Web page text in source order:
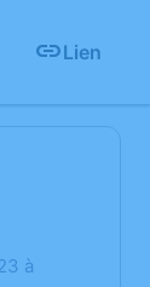
Lien
à